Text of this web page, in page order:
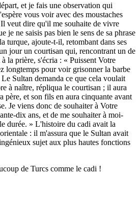
et je fais une observation qui
vous voir avec des moustaches
veut dire qu'il me souhaite de vivre
je ne saisis pas bien le sens de sa phrase
turque, ajoute-t-il, retombant dans ses
jour un courtisan qui, rencontrant un de
la prière, s'écria : « Puissent Votre
longtemps pour voir grisonner la barbe
Sultan demanda ce que cela voulait
à naître, répliqua le courtisan ; il aura
père, et son fils en aura cinquante avant
Je viens donc de souhaiter à Votre
dix ans, et de me souhaiter à moi-
durée. » L'histoire du cadi avait la
: il m'assura que le Sultan avait
sujet aux plus hautes fonctions
de Turcs comme le cadi !